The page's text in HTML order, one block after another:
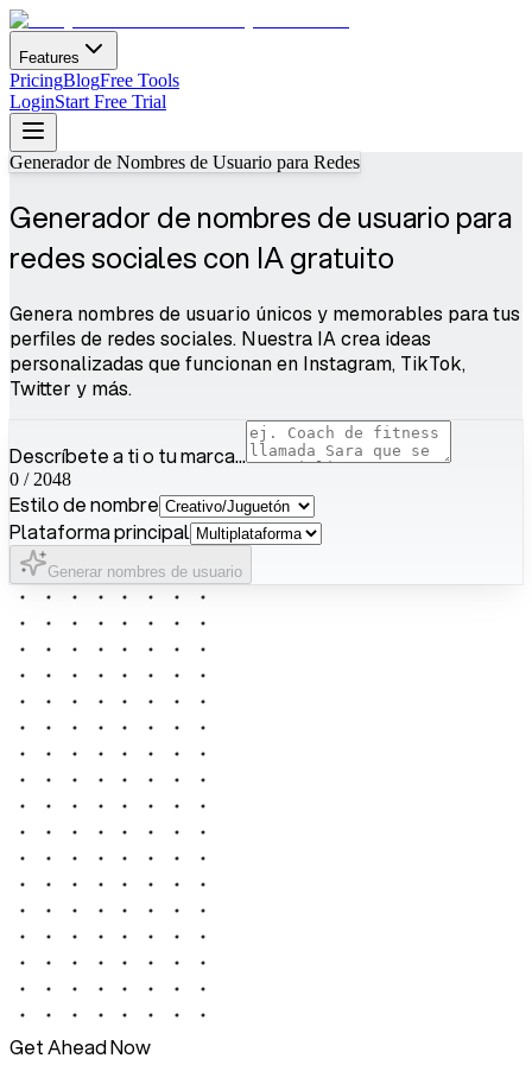
Features
PricingBlogFree Tools
LoginStart Free Trial
Generador de Nombres de Usuario para Redes
Generador de nombres de usuario para
redes sociales con IA gratuito
Genera nombres de usuario únicos y memorables para tus
perfiles de redes sociales. Nuestra IA crea ideas
personalizadas que funcionan en Instagram, TikTok,
Twitter y más.
Descríbete a ti o tu marca...
0 / 2048
Estilo de nombre
Plataforma principal
Generar nombres de usuario
Get Ahead Now